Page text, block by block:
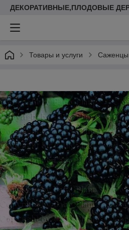
ДЕКОРАТИВНЫЕ,ПЛОДОВЫЕ
Товары и услуги Саженцы